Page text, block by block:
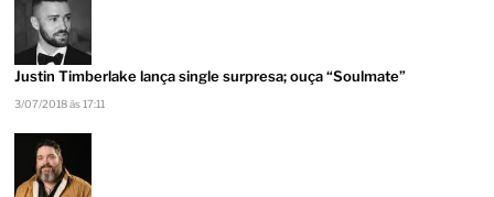
Justin Timberlake lança single surpresa; ouça “Soulmate”
3/07/2018 às 17:11